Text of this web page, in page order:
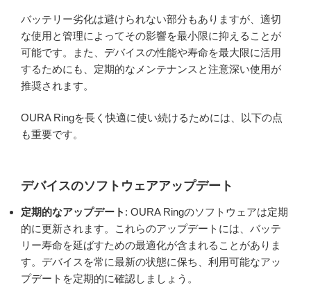
バッテリー劣化は避けられない部分もありますが、適切
な使用と管理によってその影響を最小限に抑えることが
可能です。また、デバイスの性能や寿命を最大限に活用
するためにも、定期的なメンテナンスと注意深い使用が
推奨されます。
OURA Ringを長く快適に使い続けるためには、以下の点
も重要です。
デバイスのソフトウェアアップデート
定期的なアップデート : OURA Ringのソフトウェアは定期
的に更新されます。これらのアップデートには、バッテ
リー寿命を延ばすための最適化が含まれることがありま
す。デバイスを常に最新の状態に保ち、利用可能なアッ
プデートを定期的に確認しましょう。